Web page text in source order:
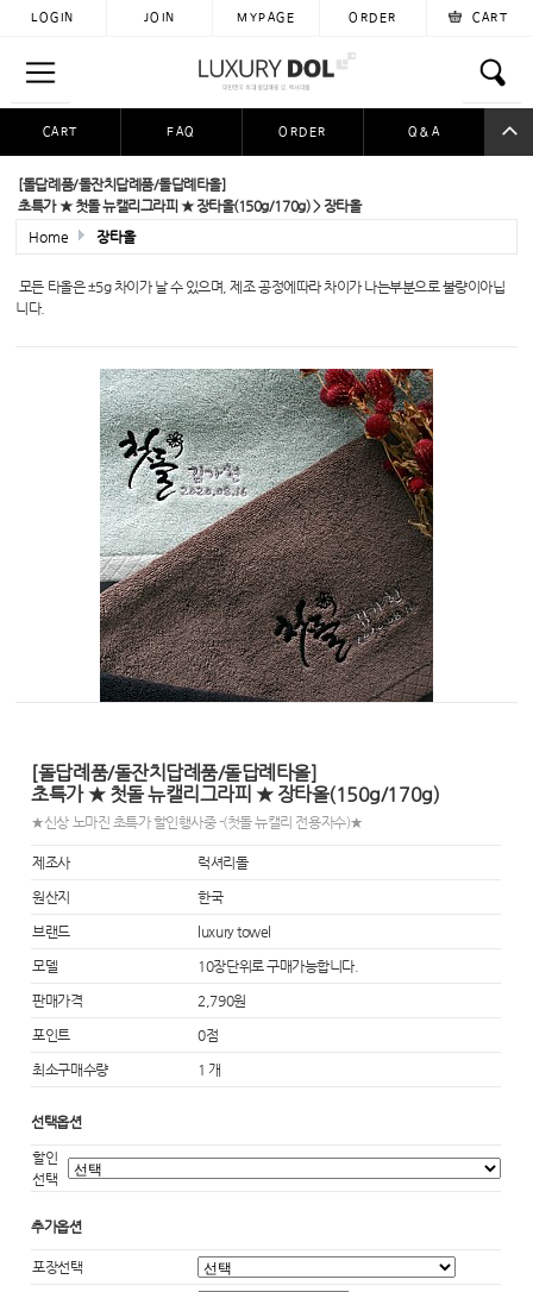
LOGIN JOIN MYPAGE ORDER CART
CART FAQ ORDER Q&A
공동구매 이용후기
[돌답례품/돌잔치답례품/돌답례타올]
초특가 ★ 첫돌 뉴캘리그라피 ★ 장타올(150g/170g) > 장타올
Home
장타올
모든 타올은±​5g 차이가 날 수 있으며, 제조 공정에따라 차이가 나는부분으로 불량이아닙
니다.
[돌답례품/돌잔치답례품/돌답례타올]
초특가 ★ 첫돌 뉴캘리그라피 ★ 장타올(150g/170g)
★신상 노마진 초특가 할인행사중 -(첫돌 뉴캘리 전용자수)★
제조사 럭셔리돌
원산지 한국
브랜드 luxury towel
모델 10장단위로 구매가능합니다.
판매가격 2,790원
포인트 0점
최소구매수량 1 개
선택옵션
할인
선택
추가옵션
포장선택